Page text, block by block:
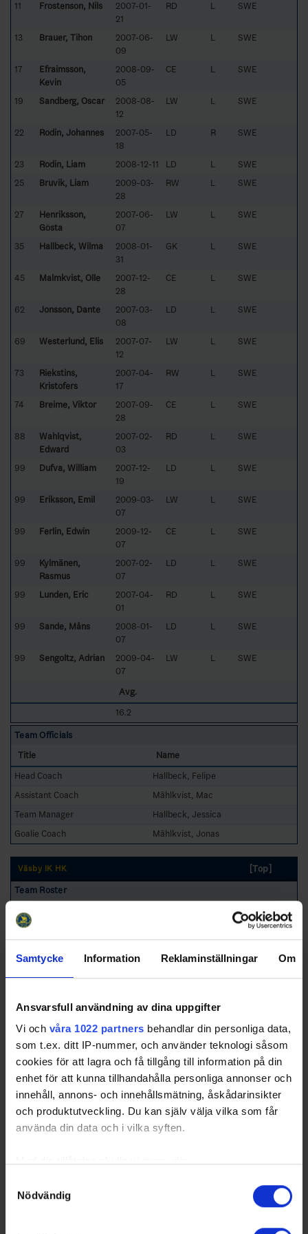
Samtycke Information Reklaminställningar Om
Ansvarsfull användning av dina uppgifter
Vi och våra 1022 partners behandlar din personliga data,
som t.ex. ditt IP-nummer, och använder teknologi såsom
cookies för att lagra och få tillgång till information på din
enhet för att kunna tillhandahålla personliga annonser och
innehåll, annons- och innehållsmätning, åskådarinsikter
och produktutveckling. Du kan själv välja vilka som får
använda din data och i vilka syften.
kan ha en noggrannhet på upp till flera meter
Nödvändig
11 Frostenson, Nils
2007-01-
21
RD L SWE
13 Brauer, Tihon
2007-06-
09
LW L SWE
17
Efraimsson,
Kevin
2008-09-
05
CE L SWE
19 Sandberg, Oscar
2008-08-
12
LW L SWE
22 Rodin, Johannes
2007-05-
18
LD R SWE
23 Rodin, Liam 2008-12-11 LD L
SWE
25
Bruvik, Liam
2009-03-
28
RW L SWE
27
Henriksson,
Gösta
2007-06-
07
LW L SWE
35 Hallbeck, Wilma
2008-01-
31
GK L SWE
45 Malmkvist, Olle
2007-12-
28
CE L SWE
62 Jonsson, Dante
2007-03-
08
LD L SWE
69 Westerlund, Elis
2007-07-
12
LW L SWE
73
Riekstins,
Kristofers
2007-04-
17
RW L SWE
74 Breime, Viktor
2007-09-
28
CE L SWE
88
Wahlqvist,
Edward
2007-02-
03
RD L SWE
99 Dufva, William
2007-12-
19
LD L SWE
99 Eriksson, Emil
2009-03-
07
LW L SWE
99 Ferlin, Edwin
2009-12-
07
CE L SWE
99
Kylmänen,
Rasmus
2007-02-
07
LD L SWE
99 Lunden, Eric
2007-04-
01
RD L SWE
99 Sande, Måns
2008-01-
07
LD L SWE
99 Sengoltz, Adrian
2009-04-
07
LW L SWE
Avg.
16.2
Team Officials
Title
Name
Head Coach
Hallbeck, Felipe
Assistant Coach
Mählkvist, Mac
Team Manager
Hallbeck, Jessica
Goalie Coach
Mählkvist, Jonas
Väsby IK HK
[Top]
Team Roster
Nationality
/ Club
1 Omurcali, Simon
2007-05-
25
GK L SWE
3 Larsson, Filip
2008-06-
RD L
27
SWE
5 Elmqvist, Axel
2007-08-
14
LD L SWE
6
Gääw-Nilsson,
Bruno
2008-04-
25
RD L SWE
7 Edin, Jonathan
2008-08-
RD
8 Lindell, Alfons
2007-07-
LW L SWE
10 Frenne, Leon SWE
SWE